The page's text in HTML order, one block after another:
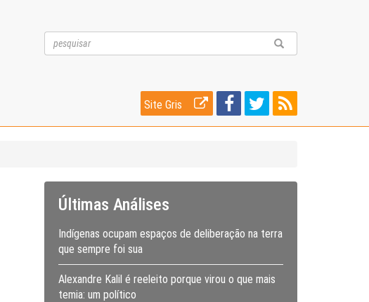
Site Gris
Últimas Análises
Indígenas ocupam espaços de deliberação na terra
que sempre foi sua
Alexandre Kalil é reeleito porque virou o que mais
temia: um político